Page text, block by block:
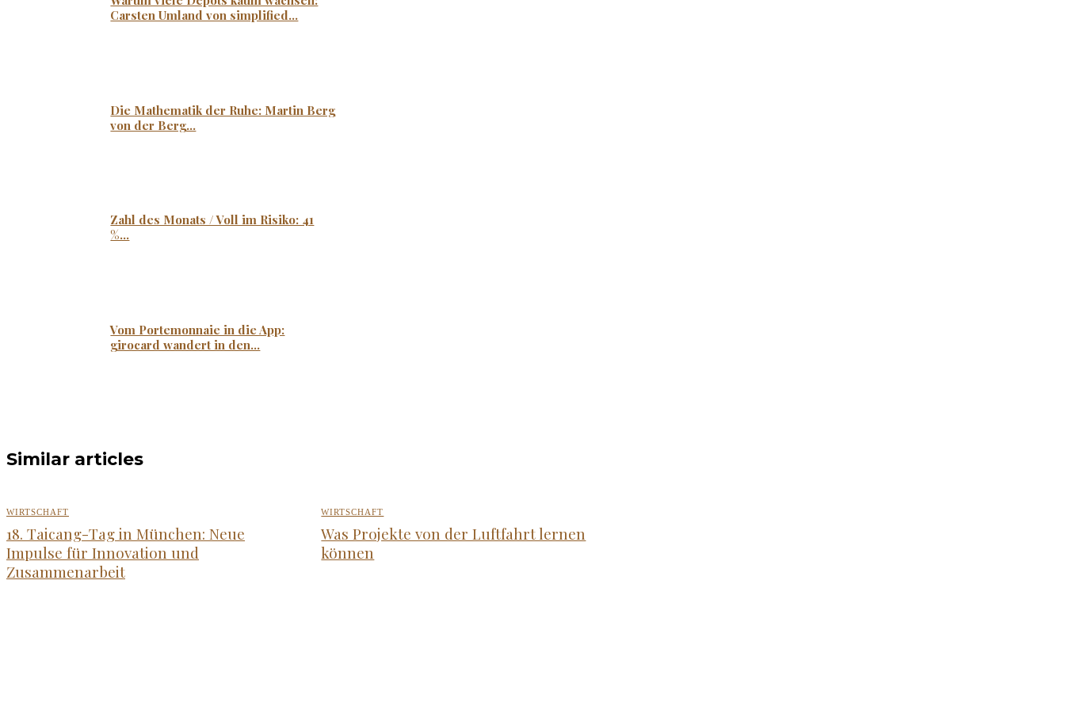
Carsten Umland von simplified...
Die Mathematik der Ruhe: Martin Berg
von der Berg...
Zahl des Monats / Voll im Risiko: 41
%...
Vom Portemonnaie in die App:
girocard wandert in den...
Similar articles
WIRTSCHAFT
18. Taicang-Tag in München: Neue
Impulse für Innovation und
Zusammenarbeit
WIRTSCHAFT
Was Projekte von der Luftfahrt lernen
können